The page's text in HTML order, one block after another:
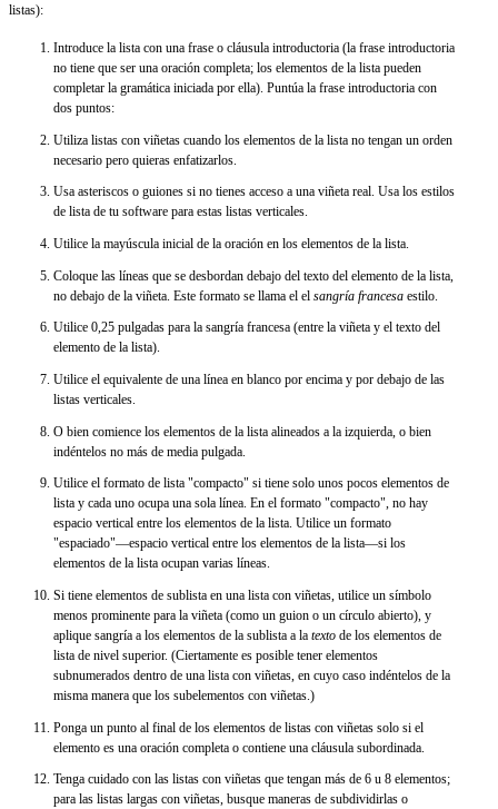
listas):
Introduce la lista con una frase o cláusula introductoria (la frase introductoria
no tiene que ser una oración completa; los elementos de la lista pueden
completar la gramática iniciada por ella). Puntúa la frase introductoria con
dos puntos:
Utiliza listas con viñetas cuando los elementos de la lista no tengan un orden
necesario pero quieras enfatizarlos.
Usa asteriscos o guiones si no tienes acceso a una viñeta real. Usa los estilos
de lista de tu software para estas listas verticales.
Utilice la mayúscula inicial de la oración en los elementos de la lista.
Coloque las líneas que se desbordan debajo del texto del elemento de la lista,
no debajo de la viñeta. Este formato se llama el el sangría francesa estilo.
Utilice 0,25 pulgadas para la sangría francesa (entre la viñeta y el texto del
elemento de la lista).
Utilice el equivalente de una línea en blanco por encima y por debajo de las
listas verticales.
O bien comience los elementos de la lista alineados a la izquierda, o bien
indéntelos no más de media pulgada.
Utilice el formato de lista "compacto" si tiene solo unos pocos elementos de
lista y cada uno ocupa una sola línea. En el formato "compacto", no hay
espacio vertical entre los elementos de la lista. Utilice un formato
"espaciado"—espacio vertical entre los elementos de la lista—si los
elementos de la lista ocupan varias líneas.
Si tiene elementos de sublista en una lista con viñetas, utilice un símbolo
menos prominente para la viñeta (como un guion o un círculo abierto), y
aplique sangría a los elementos de la sublista a la texto de los elementos de
lista de nivel superior. (Ciertamente es posible tener elementos
subnumerados dentro de una lista con viñetas, en cuyo caso indéntelos de la
misma manera que los subelementos con viñetas.)
Ponga un punto al final de los elementos de listas con viñetas solo si el
elemento es una oración completa o contiene una cláusula subordinada.
Tenga cuidado con las listas con viñetas que tengan más de 6 u 8 elementos;
para las listas largas con viñetas, busque maneras de subdividirlas o